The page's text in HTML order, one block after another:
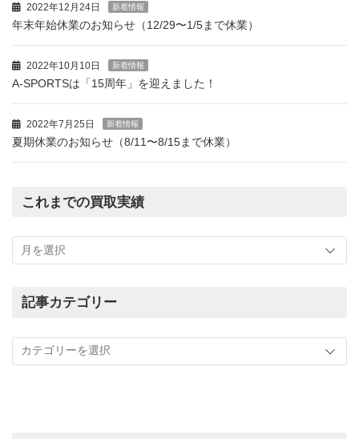
2022年12月24日 新着情報
年末年始休業のお知らせ（12/29〜1/5まで休業）
2022年10月10日 新着情報
A-SPORTSは「15周年」を迎えました！
2022年7月25日 新着情報
夏期休業のお知らせ（8/11〜8/15まで休業）
これまでの買取実績
ま
の
績
記事カテゴリー
カ